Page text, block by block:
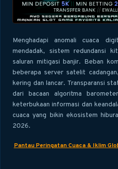
Menghadapi anomali cuaca
mendadak, sistem redundansi
saluran mitigasi banjir. Beban
beberapa server satelit
kering dan lancar. Transparansi
dari bacaan algoritma
keterbukaan informasi dan
cuaca yang bikin ekosistem
2026.
Pantau Peringatan Cuaca & Iklim